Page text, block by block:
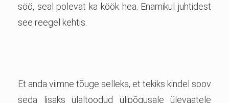
söö, seal polevat ka köök hea. Enamikul juhtidest
see reegel kehtis.
Et anda viimne tõuge selleks, et tekiks kindel soov
seda lisaks ülaltoodud ülipõgusale ülevaatele